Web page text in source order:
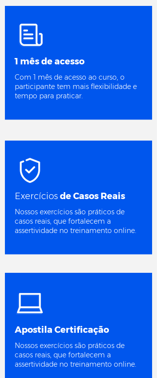
1 mês de acesso
Com 1 mês de acesso ao curso, o
participante tem mais flexibilidade e
tempo para praticar.
Exercíciosde Casos Reais
Nossos exercícios são práticos de
casos reais, que fortalecem a
assertividade no treinamento online.
Apostila Certificação
Nossos exercícios são práticos de
casos reais, que fortalecem a
assertividade no treinamento online.